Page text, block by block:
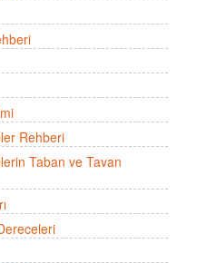
Rehberi
Taban ve Tavan